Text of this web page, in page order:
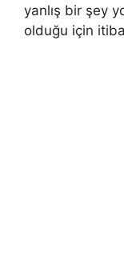
yanlış bir şey
olduğu için